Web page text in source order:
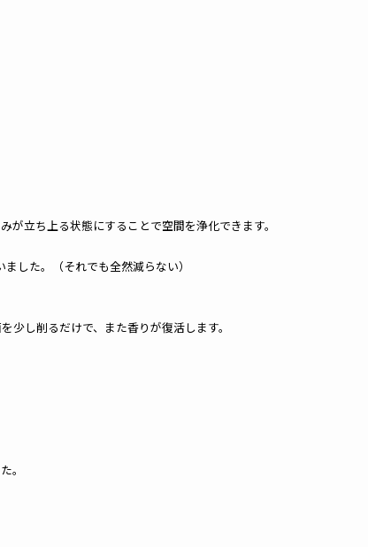
立ち上る状態にすることで空間を浄化できます。
した。（それでも全然減らない）
し削るだけで、また香りが復活します。
。